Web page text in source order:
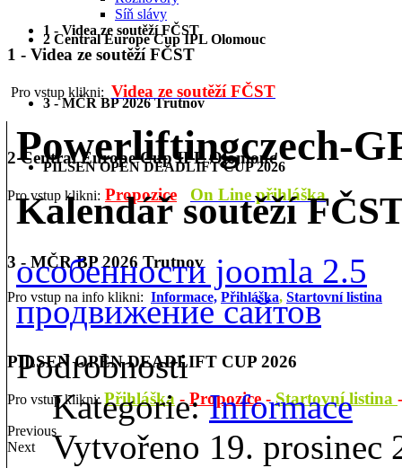
Síň slávy
1 - Videa ze soutěží FČST
2 Central Europe Cup IPL Olomouc
3 - MČR BP 2026 Trutnov
PILSEN OPEN DEADLIFT CUP 2026
1 - Videa ze soutěží FČST
Pro vstup klikni: Videa ze soutěží FČST
2 Central Europe Cup IPL Olomouc
Pro vstup klikni: Propozice On Line přihláška
3 - MČR BP 2026 Trutnov
Pro vstup na info klikni: Informace, Přihláška, Startovní listina
PILSEN OPEN DEADLIFT CUP 2026
Pro vstup klikni:Přihláška -Propozice-Startovní listina
Previous
Next
Powerliftingczech-
Kalendář soutěží
особенности joomla 2.5
продвижение сайтов
Podrobnosti
Kategorie:Informace
Vytvořeno 19. prosinec